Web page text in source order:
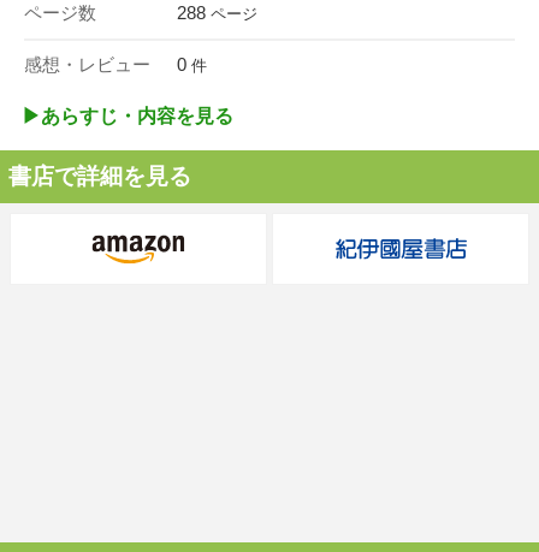
ページ数 288 ページ
感想・レビュー 0 件
▶︎あらすじ・内容を見る
書店で詳細を見る